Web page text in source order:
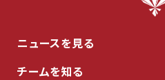
ニュースを見る
チームを知る